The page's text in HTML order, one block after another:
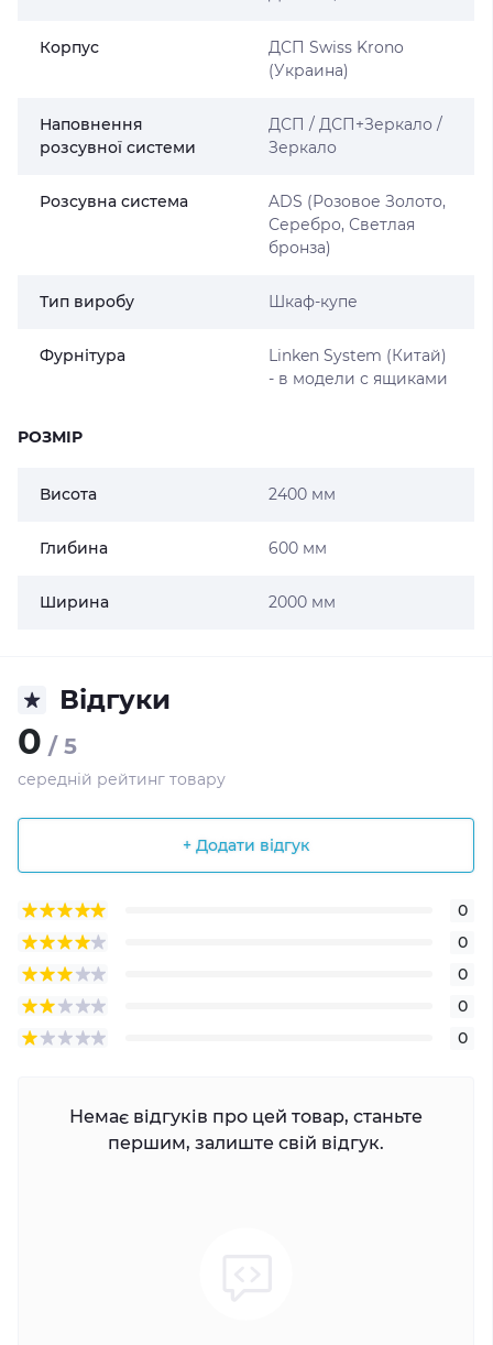
Корпус
ДСП Swiss Krono
(Украина)
Наповнення
розсувної системи
ДСП / ДСП+Зеркало /
Зеркало
Розсувна система
ADS (Розовое Золото,
Серебро, Светлая
бронза)
Тип виробу Шкаф-купе
Фурнітура
Linken System (Китай)
- в модели с ящиками
РОЗМІР
Висота 2400 мм
Глибина 600 мм
Ширина 2000 мм
Відгуки
0 / 5
середній рейтинг товару
+ Додати відгук
0
0
0
0
0
Немає відгуків про цей товар, станьте
першим, залиште свій відгук.